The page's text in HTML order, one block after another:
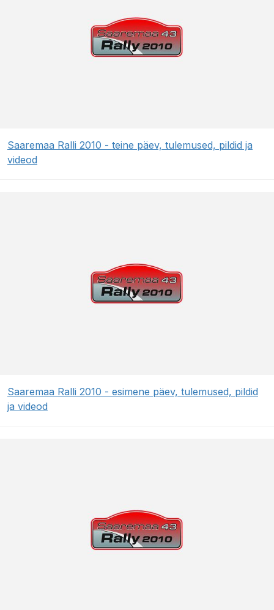
Saaremaa Ralli 2010 - teine päev, tulemused, pildid ja
videod
Saaremaa Ralli 2010 - esimene päev, tulemused, pildid
ja videod